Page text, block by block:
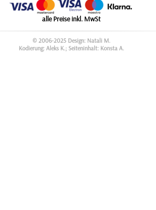
alle Preise inkl. MwSt
© 2006-2025 Design: Natali M.
Kodierung: Aleks K.; Seiteninhalt: Konsta A.